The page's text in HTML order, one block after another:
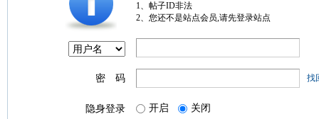
1、帖子ID非法
2、您还不是站点会员,请先登录站点
密 码 找
隐身登录 开启 关闭